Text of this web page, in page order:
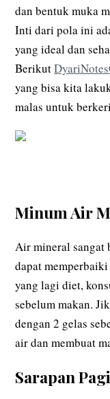
dan bentuk muka
Inti dari pola ini
yang ideal dan
Berikut
yang bisa kita
malas untuk
Minum Air
Air mineral sangat
dapat
yang lagi diet,
sebelum makan.
dengan 2 gelas
air dan membuat
Sarapan